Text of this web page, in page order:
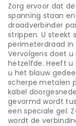
Zorg ervoor dat
spanning staan
draadverbinder
strippen. U steekt
perimeterdraad in
Vervolgens doet
hetzelfde. Heeft u
u het blauw
scherpe metalen
kabel
gevormd wordt
een speciale gel.
wordt de